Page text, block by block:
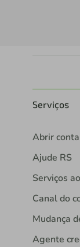
Serviços
Abrir conta
Ajude RS
Serviços
Canal do
Mudança
Agente